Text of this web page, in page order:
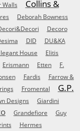
Walls
Collins &
Deborah Bowness
Decoro
DID
DU&KA
House Elitis
Erismann Etten
F.
Fardis
Farrow &
Fromental
G.P.
Designs
Giardini
Grandefiore
Guy
Hermes